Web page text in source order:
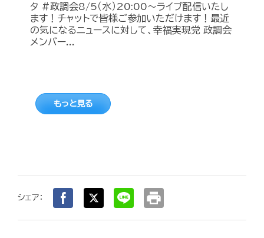
タ #政調会8/5（水）20:00～ライブ配信いたし
ます！チャットで皆様ご参加いただけます！最近
の気になるニュースに対して、幸福実現党 政調会
メンバー...
もっと見る
シェア： print